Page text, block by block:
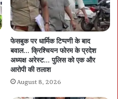
फेसबुक पर धार्मिक टिप्पणी के बाद
बवाल… क्रिश्चियन फोरम के प्रदेश
अध्यक्ष अरेस्ट… पुलिस को एक और
आरोपी की तलाश
August 8, 2026